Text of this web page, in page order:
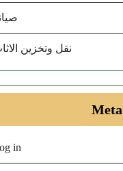
نقل وتخزين
Meta
in